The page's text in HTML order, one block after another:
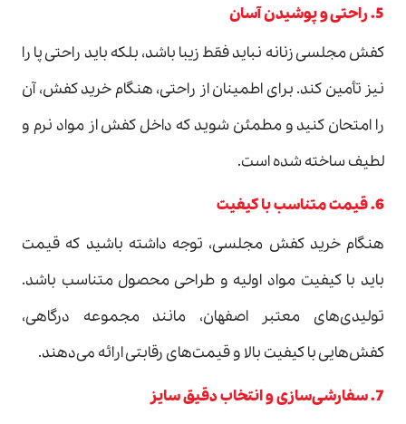
5. راحتی و پوشیدن آسان
کفش مجلسی زنانه نباید فقط زیبا باشد، بلکه باید راحتی پا را
نیز تأمین کند. برای اطمینان از راحتی، هنگام خرید کفش، آن
را امتحان کنید و مطمئن شوید که داخل کفش از مواد نرم و
لطیف ساخته شده است.
6. قیمت متناسب با کیفیت
هنگام خرید کفش مجلسی، توجه داشته باشید که قیمت
باید با کیفیت مواد اولیه و طراحی محصول متناسب باشد.
تولیدی‌های معتبر اصفهان، مانند مجموعه درگاهی،
کفش‌هایی با کیفیت بالا و قیمت‌های رقابتی ارائه می‌دهند.
7. سفارشی‌سازی و انتخاب دقیق سایز